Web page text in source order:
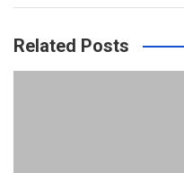
Related Posts